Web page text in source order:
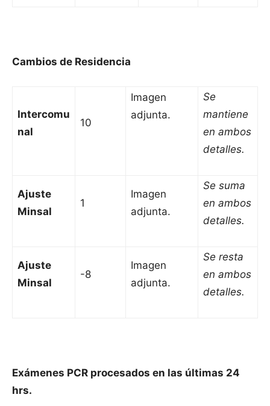
Cambios de Residencia
Intercomu
nal
10
Imagen
adjunta.
Se
mantiene
en ambos
detalles.
Ajuste
Minsal
1
Imagen
adjunta.
Se suma
en ambos
detalles.
Ajuste
Minsal
-8
Imagen
adjunta.
Se resta
en ambos
detalles.
Exámenes PCR procesados en las últimas 24
hrs.